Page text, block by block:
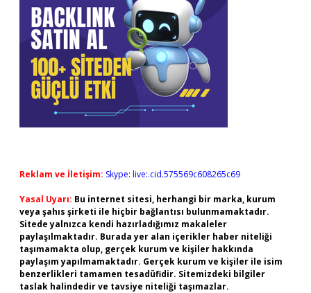
Reklam ve İletişim: Skype: live:.cid.575569c608265c69
Yasal Uyarı: Bu internet sitesi, herhangi bir marka, kurum
veya şahıs şirketi ile hiçbir bağlantısı bulunmamaktadır.
Sitede yalnızca kendi hazırladığımız makaleler
paylaşılmaktadır. Burada yer alan içerikler haber niteliği
taşımamakta olup, gerçek kurum ve kişiler hakkında
paylaşım yapılmamaktadır. Gerçek kurum ve kişiler ile isim
benzerlikleri tamamen tesadüfidir. Sitemizdeki bilgiler
taslak halindedir ve tavsiye niteliği taşımazlar.